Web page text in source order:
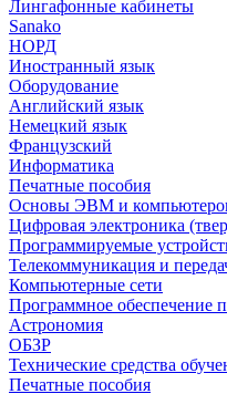
Лингафонные кабинеты
Sanako
НОРД
Иностранный язык
Оборудование
Английский язык
Немецкий язык
Французский
Информатика
Печатные пособия
Основы ЭВМ и
Цифровая электроника
Программируемые
Телекоммуникация и
Компьютерные сети
Программное обеспечение
Астрономия
ОБЗР
Технические средства
Печатные пособия